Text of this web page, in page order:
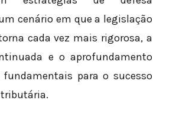
cenário em que a legislação
cada vez mais rigorosa, a
e o aprofundamento
para o sucesso